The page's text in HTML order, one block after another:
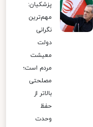
پزشکیان:
مهم‌ترین
نگرانی
دولت
معیشت
مردم است؛
مصلحتی
بالاتر از
حفظ
وحدت